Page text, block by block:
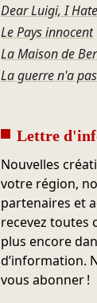
Dear Luigi, I
Le Pays innocent
La Maison de
Lettre
Nouvelles
votre région,
partenaires et
recevez toutes
plus encore
d’information.
vous abonner !